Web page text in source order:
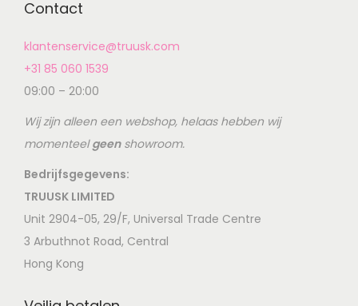
Contact
klantenservice@truusk.com
+31 85 060 1539
09:00 – 20:00
Wij zijn alleen een webshop, helaas hebben wij
momenteelgeenshowroom.
Bedrijfsgegevens:
TRUUSK LIMITED
Unit 2904-05, 29/F, Universal Trade Centre
3 Arbuthnot Road, Central
Hong Kong